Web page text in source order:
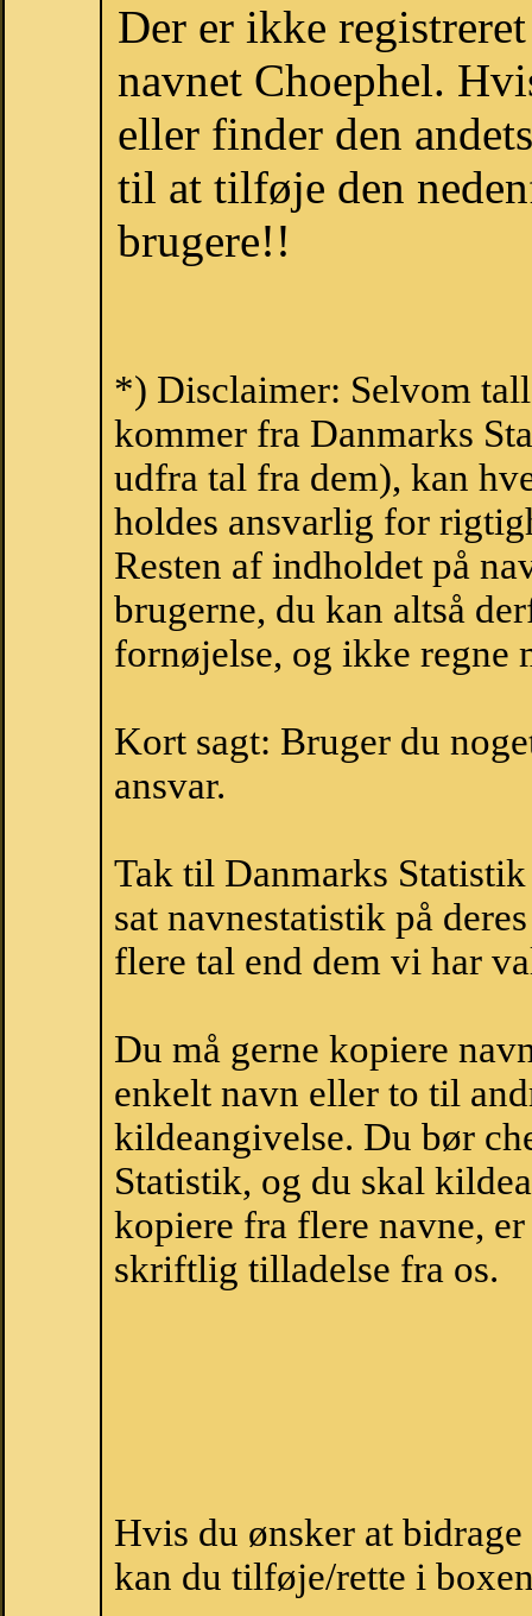
Der er ikke
navnet Choephel.
eller finder den
til at tilføje den
brugere!!
*) Disclaimer: Selvom
kommer fra Danmarks
udfra tal fra dem), kan
holdes ansvarlig for
Resten af indholdet på
brugerne, du kan altså
fornøjelse, og ikke regne
Kort sagt: Bruger du
ansvar.
Tak til Danmarks
sat navnestatistik på
flere tal end dem vi har
Du må gerne kopiere
enkelt navn eller to til
kildeangivelse. Du bør
Statistik, og du skal
kopiere fra flere navne,
skriftlig tilladelse fra os.
Hvis du ønsker at
kan du tilføje/rette i